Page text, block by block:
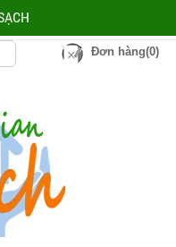
Đơn hàng(0)